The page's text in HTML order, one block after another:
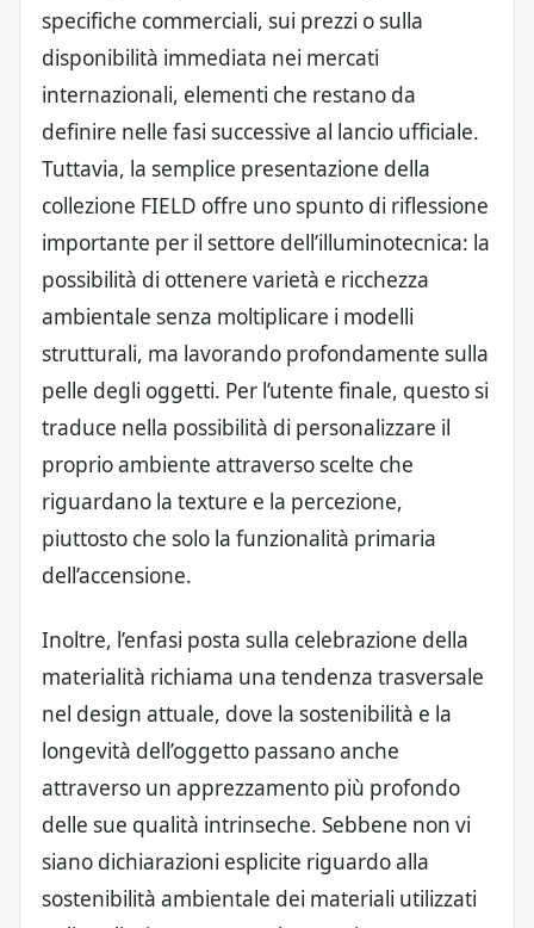
specifiche commerciali, sui prezzi o sulla
disponibilità immediata nei mercati
internazionali, elementi che restano da
definire nelle fasi successive al lancio ufficiale.
Tuttavia, la semplice presentazione della
collezione FIELD offre uno spunto di riflessione
importante per il settore dell’illuminotecnica: la
possibilità di ottenere varietà e ricchezza
ambientale senza moltiplicare i modelli
strutturali, ma lavorando profondamente sulla
pelle degli oggetti. Per l’utente finale, questo si
traduce nella possibilità di personalizzare il
proprio ambiente attraverso scelte che
riguardano la texture e la percezione,
piuttosto che solo la funzionalità primaria
dell’accensione.
Inoltre, l’enfasi posta sulla celebrazione della
materialità richiama una tendenza trasversale
nel design attuale, dove la sostenibilità e la
longevità dell’oggetto passano anche
attraverso un apprezzamento più profondo
delle sue qualità intrinseche. Sebbene non vi
siano dichiarazioni esplicite riguardo alla
sostenibilità ambientale dei materiali utilizzati